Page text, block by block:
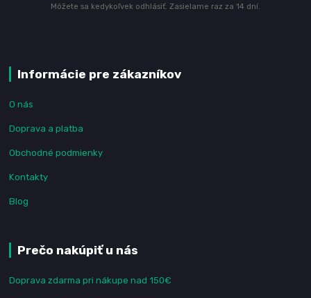
Môžete sa kedykoľvek odhlásiť. Zasielame raz za 14 dní.
Informácie pre zákazníkov
O nás
Doprava a platba
Obchodné podmienky
Kontakty
Blog
Prečo nakúpiť u nás
Doprava zdarma pri nákupe nad 150€